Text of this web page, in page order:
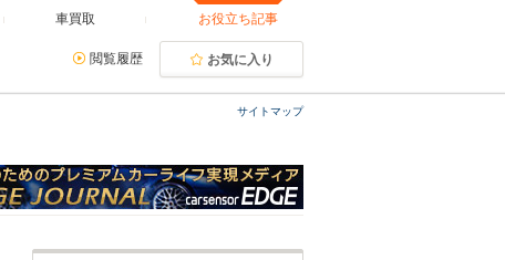
車買取 お役立ち記事
閲覧履歴 お気に入り
サイトマップ